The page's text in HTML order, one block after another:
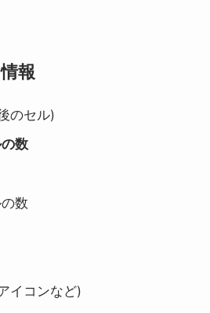
報
のセル)
数
数
イコンなど)